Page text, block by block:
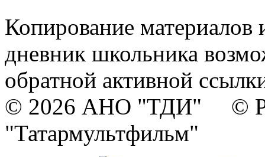
Копирование материалов
дневник школьника
обратной активной
© 2026 АНО "ТДИ" ©
"Татармультфильм"